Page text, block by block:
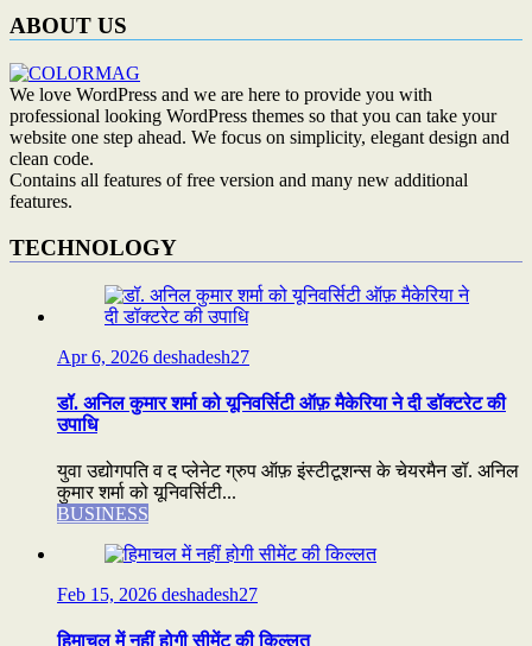
ABOUT US
We love WordPress and we are here to provide you with
professional looking WordPress themes so that you can take your
website one step ahead. We focus on simplicity, elegant design and
clean code.
Contains all features of free version and many new additional
features.
TECHNOLOGY
Apr 6, 2026 deshadesh27
डॉ. अनिल कुमार शर्मा को यूनिवर्सिटी ऑफ़ मैकेरिया ने दी डॉक्टरेट की
उपाधि
युवा उद्योगपति व द प्लेनेट ग्रुप ऑफ़ इंस्टीटूशन्स के चेयरमैन डॉ. अनिल
कुमार शर्मा को यूनिवर्सिटी...
BUSINESS
Feb 15, 2026 deshadesh27
हिमाचल में नहीं होगी सीमेंट की किल्लत